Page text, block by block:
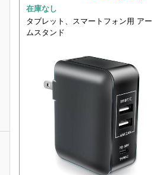
在庫なし
タブレット、スマートフォン用 アー
ムスタンド